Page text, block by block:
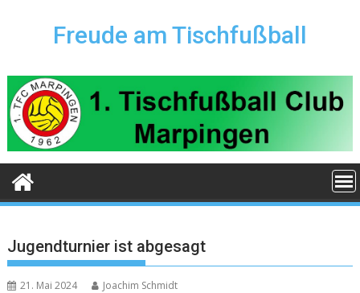
Freude am Tischfußball
Jugendturnier ist abgesagt
21. Mai 2024 Joachim Schmidt